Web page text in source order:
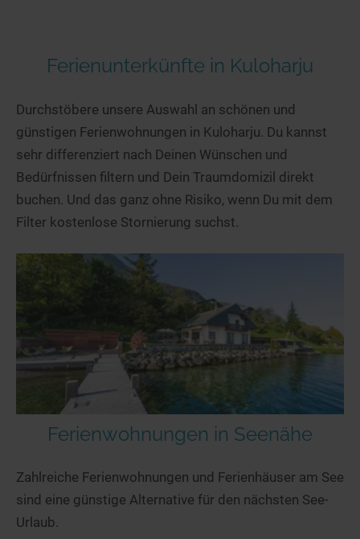
Ferienunterkünfte in Kuloharju
Durchstöbere unsere Auswahl an schönen und
günstigen Ferienwohnungen in Kuloharju. Du kannst
sehr differenziert nach Deinen Wünschen und
Bedürfnissen filtern und Dein Traumdomizil direkt
buchen. Und das ganz ohne Risiko, wenn Du mit dem
Filter kostenlose Stornierung suchst.
Ferienwohnungen in Seenähe
Zahlreiche Ferienwohnungen und Ferienhäuser am See
sind eine günstige Alternative für den nächsten See-
Urlaub.